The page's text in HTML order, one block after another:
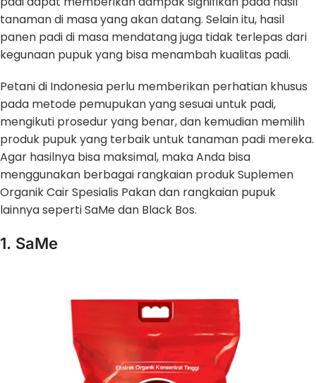
tanaman di masa yang akan datang. Selain itu, hasil
panen padi di masa mendatang juga tidak terlepas dari
kegunaan pupuk yang bisa menambah kualitas padi.
Petani di Indonesia perlu memberikan perhatian khusus
pada metode pemupukan yang sesuai untuk padi,
mengikuti prosedur yang benar, dan kemudian memilih
produk pupuk yang terbaik untuk tanaman padi mereka.
Agar hasilnya bisa maksimal, maka Anda bisa
menggunakan berbagai rangkaian produk Suplemen
Organik Cair Spesialis Pakan dan rangkaian pupuk
lainnya seperti SaMe dan Black Bos.
1. SaMe